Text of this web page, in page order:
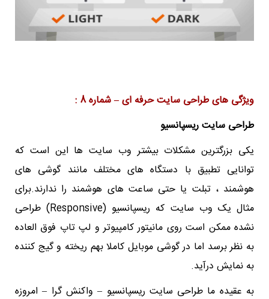
ویژگی های طراحی سایت حرفه ای – شماره 8 :
طراحی سایت ریسپانسیو
یکی بزرگترین مشکلات بیشتر وب سایت ها این است که
توانایی تطبیق با دستگاه های مختلف مانند گوشی های
هوشمند ، تبلت یا حتی ساعت های هوشمند را ندارند.برای
مثال یک وب سایت که ریسپانسیو (Responsive) طراحی
نشده ممکن است روی مانیتور کامپیوتر و لپ تاپ فوق العاده
به نظر برسد اما در گوشی موبایل کاملا بهم ریخته و گیج کننده
به نمایش درآید.
به عقیده ما طراحی سایت ریسپانسیو – واکنش گرا – امروزه